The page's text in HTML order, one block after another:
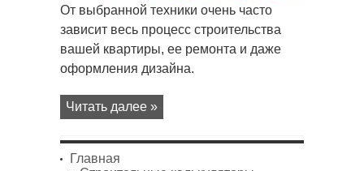
От выбранной техники очень часто
зависит весь процесс строительства
вашей квартиры, ее ремонта и даже
оформления дизайна.
Читать далее »
Главная